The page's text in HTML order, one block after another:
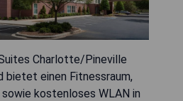
Charlotte/Pineville
bietet einen Fitnessraum,
kostenloses WLAN in